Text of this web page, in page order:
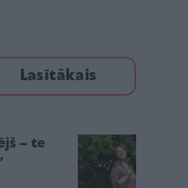
Lasītākais
– te